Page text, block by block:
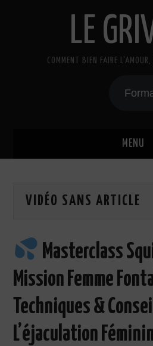
LE
COMMENT BIEN FAIRE
MENU
A PROPOS
PRODUCTION X
VIDÉO SANS ARTICLE
Masterclass
Mission Femme
Techniques &
L’éjaculation